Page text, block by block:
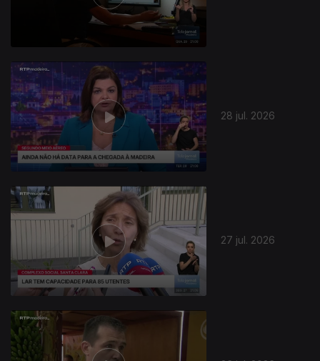
28 jul. 2026
27 jul. 2026
945071